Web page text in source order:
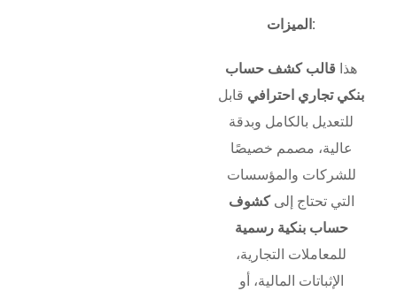
الميزات:
هذا قالب كشف حساب
بنكي تجاري احترافي قابل
للتعديل بالكامل وبدقة
عالية، مصمم خصيصًا
للشركات والمؤسسات
التي تحتاج إلىكشوف
حساب بنكية رسمية
للمعاملات التجارية،
الإثباتات المالية، أو